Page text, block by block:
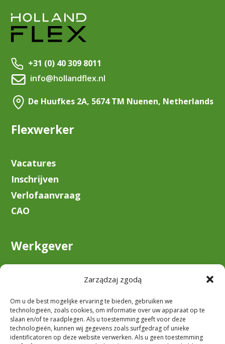
Zarządzaj zgodą
Om u de best mogelijke ervaring te bieden, gebruiken we
technologieën, zoals cookies, om informatie over uw apparaat op te
slaan en/of te raadplegen. Als u toestemming geeft voor deze
technologieën, kunnen wij gegevens zoals surfgedrag of unieke
identificatoren op deze website verwerken. Als u geen toestemming
+31 (0) 40 309 8011
info@hollandflex.nl
De Huufkes 2A, 5674 TM Nuenen, Netherlands
Flexwerker
Vacatures
Inschrijven
Verlofaanvraag
CAO
Werkgever
Klant worden
Downloaden